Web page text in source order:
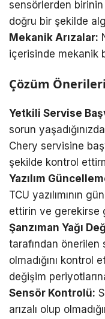
sensörlerden
doğru bir şekilde
Mekanik Arızalar:
içerisinde mekanik
Çözüm
Yetkili Servise
sorun
Chery servisine
şekilde kontrol
Yazılım
TCU yazılımının
ettirin ve gerekirse
Şanzıman Yağı
tarafından
olmadığını kontrol
değişim
Sensör Kontrolü:
arızalı olup